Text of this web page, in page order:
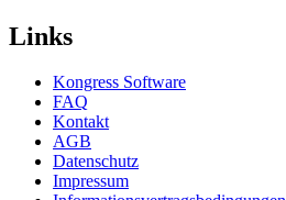
Links
Kongress Software
FAQ
Kontakt
AGB
Datenschutz
Impressum